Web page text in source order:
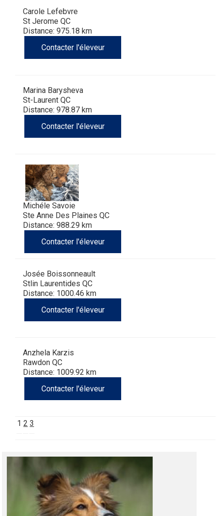
Carole Lefebvre
St Jerome QC
Distance: 975.18 km
Contacter l'éleveur
Marina Barysheva
St-Laurent QC
Distance: 978.87 km
Contacter l'éleveur
Michéle Savoie
Ste Anne Des Plaines QC
Distance: 988.29 km
Contacter l'éleveur
Josée Boissonneault
Stlin Laurentides QC
Distance: 1000.46 km
Contacter l'éleveur
Anzhela Karzis
Rawdon QC
Distance: 1009.92 km
Contacter l'éleveur
1 2 3